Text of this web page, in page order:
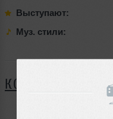
Выступают:
Муз. стили:
КОММЕНТАРИИ